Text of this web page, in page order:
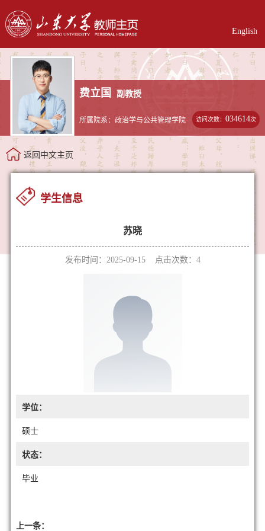
English
费立国 副教授
所属院系：政治学与公共管理学院 访问次数：034614次
返回中文主页
学生信息
苏晓
发布时间：2025-09-15 点击次数： 4
学位：
硕士
状态：
毕业
上一条：